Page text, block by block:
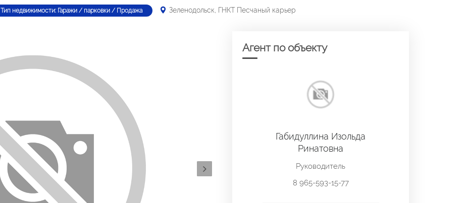
Тип недвижимости: Гаражи / парковки / Продажа Зеленодольск, ГНКТ Песчаный карьер
Агент по объекту
Габидуллина Изольда
Ринатовна
Руководитель
8 965-593-15-77